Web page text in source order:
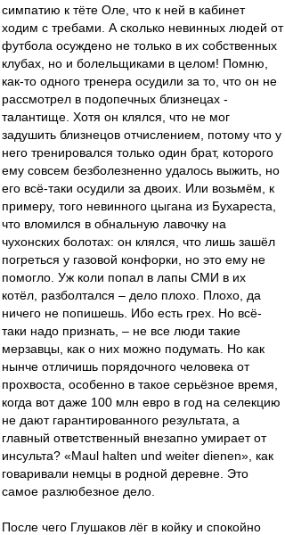
симпатию к тёте Оле, что к ней в кабинет
ходим с требами. А сколько невинных людей от
футбола осуждено не только в их собственных
клубах, но и болельщиками в целом! Помню,
как-то одного тренера осудили за то, что он не
рассмотрел в подопечных близнецах -
талантище. Хотя он клялся, что не мог
задушить близнецов отчислением, потому что у
него тренировался только один брат, которого
ему совсем безболезненно удалось выжить, но
его всё-таки осудили за двоих. Или возьмём, к
примеру, того невинного цыгана из Бухареста,
что вломился в обнальную лавочку на
чухонских болотах: он клялся, что лишь зашёл
погреться у газовой конфорки, но это ему не
помогло. Уж коли попал в лапы СМИ в их
котёл, разболтался – дело плохо. Плохо, да
ничего не попишешь. Ибо есть грех. Но всё-
таки надо признать, – не все люди такие
мерзавцы, как о них можно подумать. Но как
нынче отличишь порядочного человека от
прохвоста, особенно в такое серьёзное время,
когда вот даже 100 млн евро в год на селекцию
не дают гарантированного результата, а
главный ответственный внезапно умирает от
инсульта? «Maul halten und weiter dienen», как
говаривали немцы в родной деревне. Это
самое разлюбезное дело.
После чего Глушаков лёг в койку и спокойно